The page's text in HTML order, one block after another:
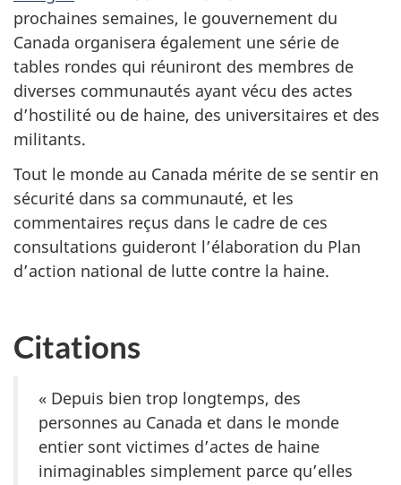
prochaines semaines, le gouvernement du
Canada organisera également une série de
tables rondes qui réuniront des membres de
diverses communautés ayant vécu des actes
d’hostilité ou de haine, des universitaires et des
militants.
Tout le monde au Canada mérite de se sentir en
sécurité dans sa communauté, et les
commentaires reçus dans le cadre de ces
consultations guideront l’élaboration du Plan
d’action national de lutte contre la haine.
Citations
« Depuis bien trop longtemps, des
personnes au Canada et dans le monde
entier sont victimes d’actes de haine
inimaginables simplement parce qu’elles